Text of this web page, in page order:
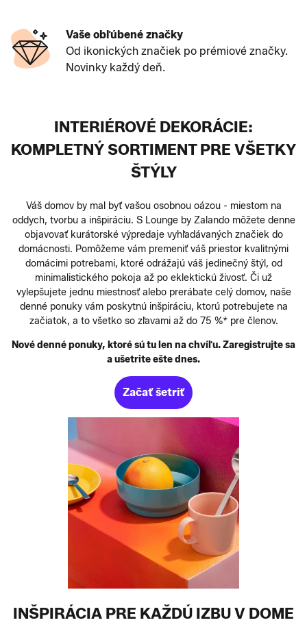
Vaše obľúbené značky
Od ikonických značiek po prémiové značky.
Novinky každý deň.
INTERIÉROVÉ DEKORÁCIE:
KOMPLETNÝ SORTIMENT PRE VŠETKY
ŠTÝLY
Váš domov by mal byť vašou osobnou oázou - miestom na
oddych, tvorbu a inšpiráciu. S Lounge by Zalando môžete denne
objavovať kurátorské výpredaje vyhľadávaných značiek do
domácnosti. Pomôžeme vám premeniť váš priestor kvalitnými
domácimi potrebami, ktoré odrážajú váš jedinečný štýl, od
minimalistického pokoja až po eklektickú živosť. Či už
vylepšujete jednu miestnosť alebo prerábate celý domov, naše
denné ponuky vám poskytnú inšpiráciu, ktorú potrebujete na
začiatok, a to všetko so zľavami až do 75 %* pre členov.
Nové denné ponuky, ktoré sú tu len na chvíľu. Zaregistrujte sa
a ušetrite ešte dnes.
Začať šetriť
INŠPIRÁCIA PRE KAŽDÚ IZBU V DOME